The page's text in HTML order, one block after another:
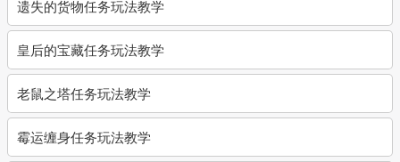
遗失的货物任务玩法教学
皇后的宝藏任务玩法教学
老鼠之塔任务玩法教学
霉运缠身任务玩法教学